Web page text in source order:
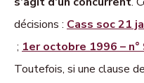
décisions : Cass soc 21
; 1er octobre 1996 –
Toutefois, si une clause